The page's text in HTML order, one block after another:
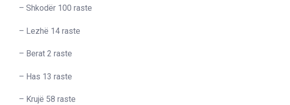
– Shkodër 100 raste
– Lezhë 14 raste
– Berat 2 raste
– Has 13 raste
– Krujë 58 raste